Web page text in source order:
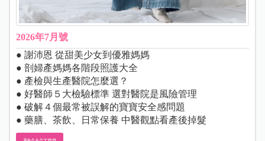
2026年7月號
● 謝沛恩 從甜美少女到優雅媽媽
● 剖婦產媽媽各階段照護大全
● 產檢與生產醫院怎麼選？
● 好醫師５大檢驗標準 選對醫院是風險管理
● 破解４個最常被誤解的寶寶安全感問題
● 藥膳、茶飲、日常保養 中醫觀點看產後掉髮